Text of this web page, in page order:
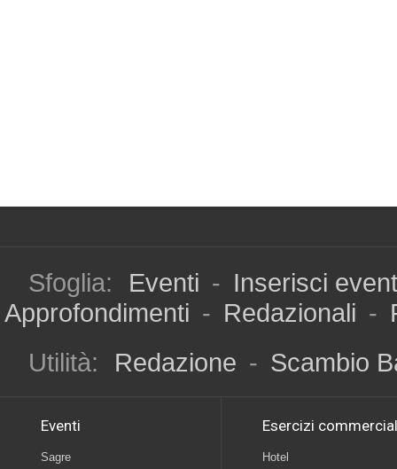
Sfoglia: Eventi - Inserisci
Approfondimenti - Redazionali -
Utilità:
Redazione - Scambio
Eventi
Sagre
Esercizi
Hotel